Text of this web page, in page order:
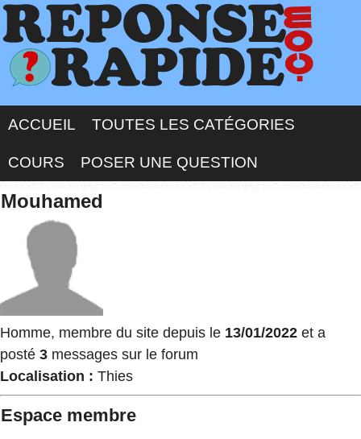
ACCUEIL TOUTES LES CATÉGORIES
COURS POSER UNE QUESTION
Mouhamed
Homme, membre du site depuis le 13/01/2022 et a
posté 3 messages sur le forum
Localisation : Thies
Espace membre